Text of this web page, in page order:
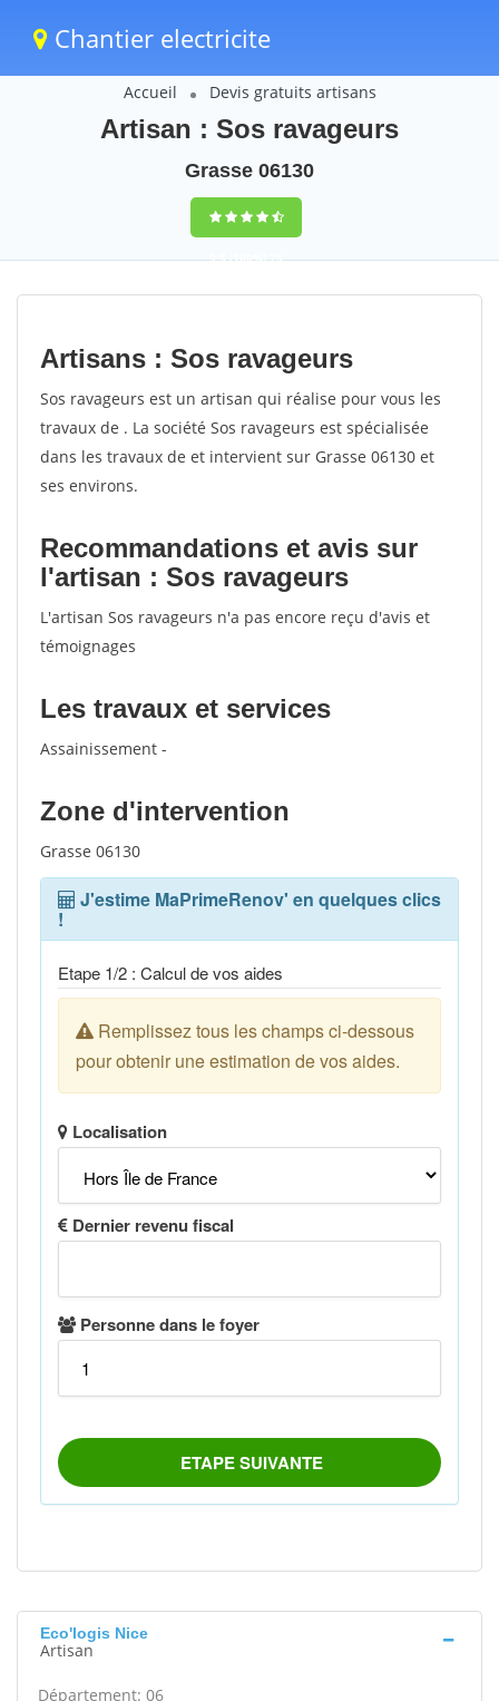
Chantier electricite
Accueil Devis gratuits artisans
Artisan : Sos ravageurs
Grasse 06130
9,5(100%)75
votes
Artisans : Sos ravageurs
Sos ravageurs est un artisan qui réalise pour vous les
travaux de . La société Sos ravageurs est spécialisée
dans les travaux de et intervient sur Grasse 06130 et
ses environs.
Recommandations et avis sur
l'artisan : Sos ravageurs
L'artisan Sos ravageurs n'a pas encore reçu d'avis et
témoignages
Les travaux et services
Assainissement -
Zone d'intervention
Grasse 06130
Eco'logis Nice
Artisan
Département: 06